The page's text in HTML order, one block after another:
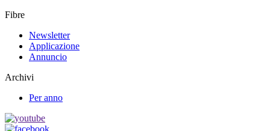
Fibre
Newsletter
Applicazione
Annuncio
Archivi
Per anno